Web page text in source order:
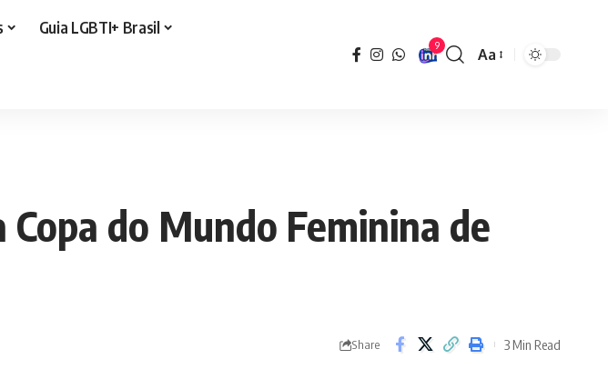
Guia LGBTI+ Brasil
9
Font
Aa
do Mundo Feminina de
Share 3 Min Read